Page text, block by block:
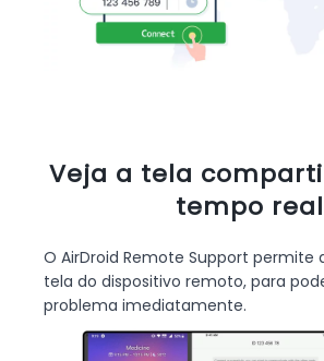
Veja a tela
tempo real
O AirDroid Remote Support permite
tela do dispositivo remoto, para
problema imediatamente.